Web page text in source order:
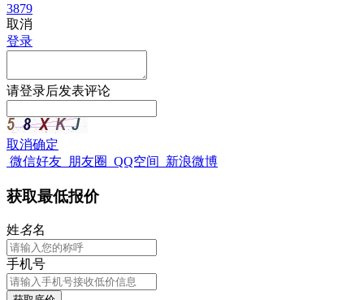
3879
取消
登录
请登录后发表评论
取消确定
微信好友 朋友圈 QQ空间 新浪微博
获取最低报价
姓名名
手机号